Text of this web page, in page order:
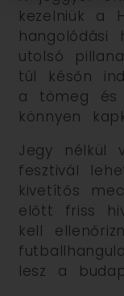
kezelniük a
hangolódási
utolsó
túl későn
a tömeg és
könnyen
Jegy nélkül
fesztivál
kivetítős
előtt friss
kell
lesz a